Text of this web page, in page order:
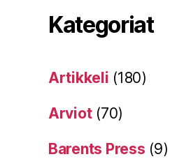
Kategoriat
Artikkeli (180)
Arviot(70)
Barents Press (9)